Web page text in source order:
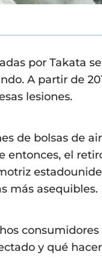
por Takata
A partir de
lesiones.
de bolsas de
entonces, el
más asequibles.
y qué hacer